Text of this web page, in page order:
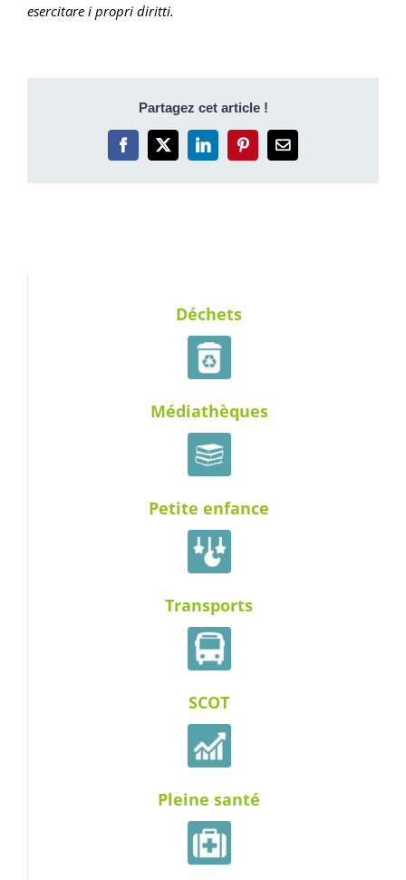
esercitare i propri diritti.
Partagez cet article !
Facebook
X LinkedInPinterestEmail
Déchets
Médiathèques
Petite enfance
Transports
SCOT
Pleine santé